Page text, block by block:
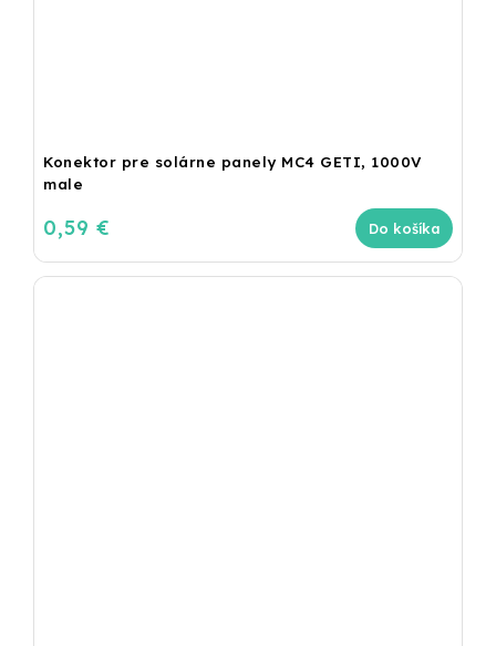
Konektor pre solárne panely MC4 GETI, 1000V
male
0,59 € Do košíka